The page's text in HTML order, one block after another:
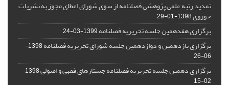
تمدید رتبه علمی پژوهشی فصلنامه از سوی شورای اعطای مجوز به نشریات
حوزوی1398-01-29
برگزاری هفدهمین جلسه تحریریه فصلنامه1399-03-24
برگزاری یازدهمین و دوازدهمین جلسه شورای تحریریه فصلنامه
1398-
06-26
برگزاری دهمین جلسه تحریریه فصلنامه جستارهای فقهی و اصولی
1398-
02-15